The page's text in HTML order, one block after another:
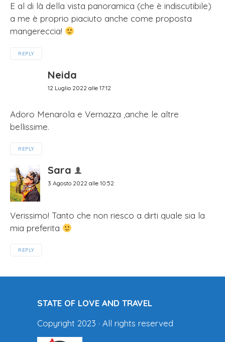
E al di là della vista panoramica (che è indiscutibile)
a me è proprio piaciuto anche come proposta
mangereccia!
REPLY
Neida
12 Luglio 2022 alle 17:12
Adoro Menarola e Vernazza ,anche le altre
bellissime.
REPLY
Sara
3 Agosto 2022 alle 10:52
Verissimo! Tanto che non riesco a dirti quale sia la
mia preferita
REPLY
STATE OF LOVE AND TRAVEL
Copyright 2023 · All rights reserved